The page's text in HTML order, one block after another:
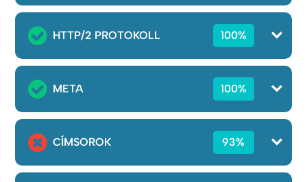
HTTP/2 PROTOKOLL 100%
META 100%
CÍMSOROK 93%